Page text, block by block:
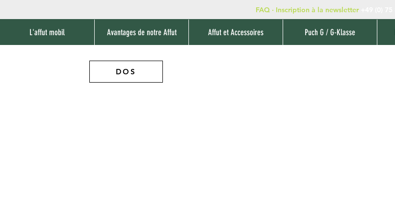
FAQ · Inscription à la newsletter
L'affut mobil Avantages de notre Affut Affut et Accessoires Puch G / G-Klasse
DOS